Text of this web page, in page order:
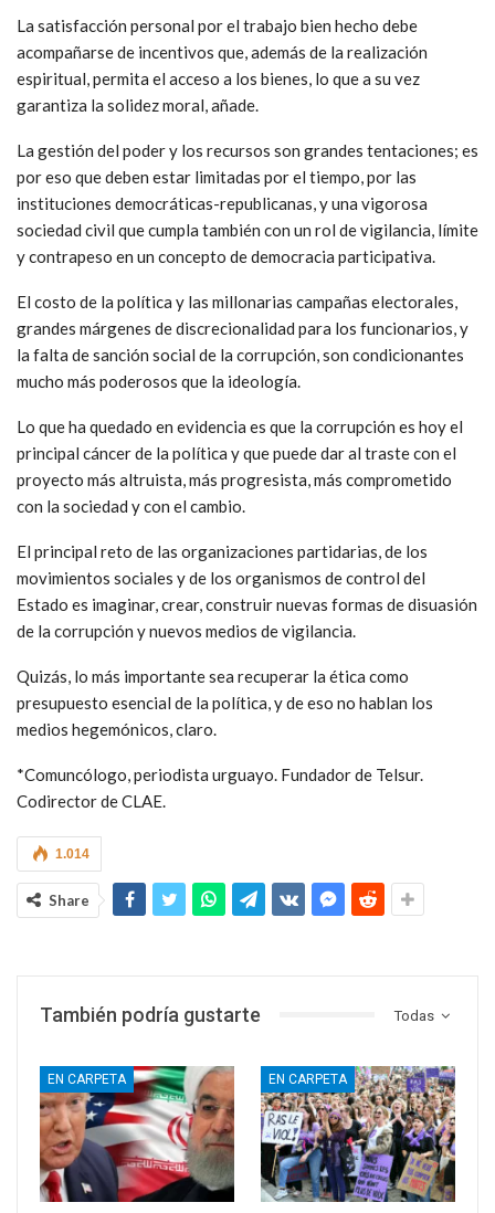
La satisfacción personal por el trabajo bien hecho debe
acompañarse de incentivos que, además de la realización
espiritual, permita el acceso a los bienes, lo que a su vez
garantiza la solidez moral, añade.
La gestión del poder y los recursos son grandes tentaciones; es
por eso que deben estar limitadas por el tiempo, por las
instituciones democráticas-republicanas, y una vigorosa
sociedad civil que cumpla también con un rol de vigilancia, límite
y contrapeso en un concepto de democracia participativa.
El costo de la política y las millonarias campañas electorales,
grandes márgenes de discrecionalidad para los funcionarios, y
la falta de sanción social de la corrupción, son condicionantes
mucho más poderosos que la ideología.
Lo que ha quedado en evidencia es que la corrupción es hoy el
principal cáncer de la política y que puede dar al traste con el
proyecto más altruista, más progresista, más comprometido
con la sociedad y con el cambio.
El principal reto de las organizaciones partidarias, de los
movimientos sociales y de los organismos de control del
Estado es imaginar, crear, construir nuevas formas de disuasión
de la corrupción y nuevos medios de vigilancia.
Quizás, lo más importante sea recuperar la ética como
presupuesto esencial de la política, y de eso no hablan los
medios hegemónicos, claro.
*Comuncólogo, periodista urguayo. Fundador de Telsur.
Codirector de CLAE.
1.014
Share
Todas
También podría gustarte
EN CARPETA EN CARPETA